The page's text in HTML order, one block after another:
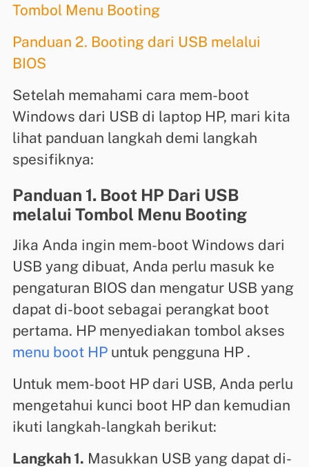
Tombol Menu Booting
Panduan 2. Booting dari USB melalui
BIOS
Setelah memahami cara mem-boot
Windows dari USB di laptop HP, mari kita
lihat panduan langkah demi langkah
spesifiknya:
Panduan 1. Boot HP Dari USB
melalui Tombol Menu Booting
Jika Anda ingin mem-boot Windows dari
USB yang dibuat, Anda perlu masuk ke
pengaturan BIOS dan mengatur USB yang
dapat di-boot sebagai perangkat boot
pertama. HP menyediakan tombol akses
menu boot HPuntuk pengguna HP.
Untuk mem-boot HP dari USB, Anda perlu
mengetahui kunci boot HP dan kemudian
ikuti langkah-langkah berikut:
Langkah 1. Masukkan USB yang dapat di-